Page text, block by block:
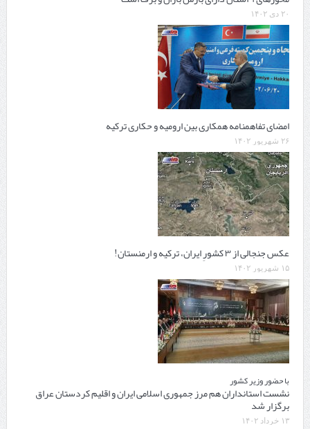
۲۰ دی ۱۴۰۲
امضای تفاهمنامه همکاری بین ارومیه و حکاری ترکیه
۲۶ شهریور ۱۴۰۲
عکس جنجالی از ۳ کشورِ ایران، ترکیه و ارمنستان!
۱۵ شهریور ۱۴۰۲
با حضور وزیر کشور
نشست استانداران هم مرز جمهوری اسلامی ایران و اقلیم کردستان عراق
برگزار شد
۱۳ خرداد ۱۴۰۲